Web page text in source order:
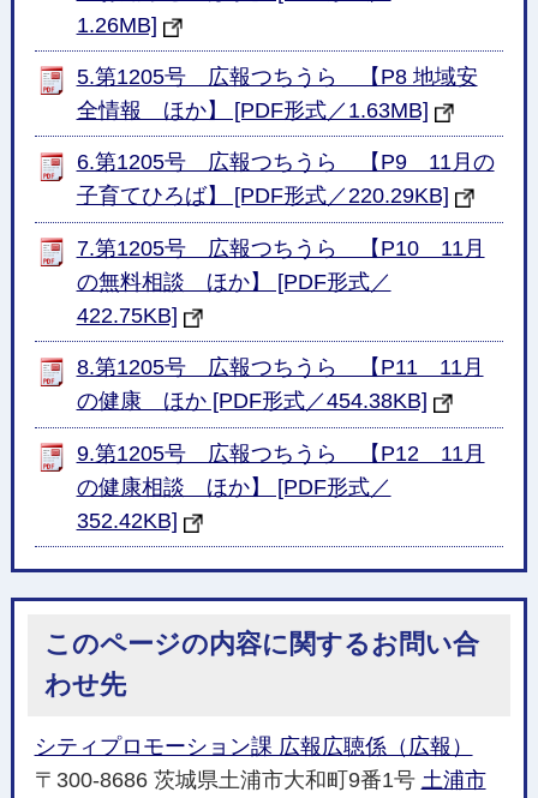
1.26MB]
5.第1205号 広報つちうら 【P8 地域安
全情報 ほか】 [PDF形式／1.63MB]
6.第1205号 広報つちうら 【P9 11月の
子育てひろば】 [PDF形式／220.29KB]
7.第1205号 広報つちうら 【P10 11月
の無料相談 ほか】 [PDF形式／
422.75KB]
8.第1205号 広報つちうら 【P11 11月
の健康 ほか [PDF形式／454.38KB]
9.第1205号 広報つちうら 【P12 11月
の健康相談 ほか】 [PDF形式／
352.42KB]
このページの内容に関するお問い合
わせ先
シティプロモーション課 広報広聴係（広報）
〒300-8686 茨城県土浦市大和町9番1号 土浦市